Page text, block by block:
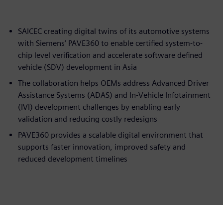
SAICEC creating digital twins of its automotive systems
with Siemens’ PAVE360 to enable certified system-to-
chip level verification and accelerate software defined
vehicle (SDV) development in Asia
The collaboration helps OEMs address Advanced Driver
Assistance Systems (ADAS) and In-Vehicle Infotainment
(IVI) development challenges by enabling early
validation and reducing costly redesigns
PAVE360 provides a scalable digital environment that
supports faster innovation, improved safety and
reduced development timelines